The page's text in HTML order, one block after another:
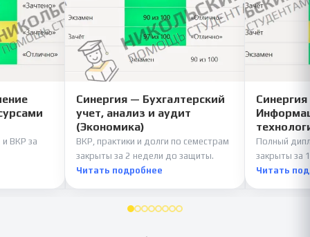
и ВКР за
Синергия — Бухгалтерский
учет, анализ и аудит
(Экономика)
ВКР, практики и долги по семестрам
закрыты за 2 недели до защиты.
Читать подробнее
Полный
закрыты за
Читать